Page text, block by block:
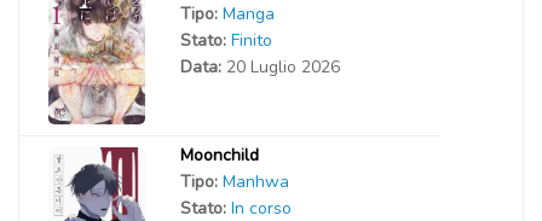
Tipo: Manga
Stato: Finito
Data: 20 Luglio 2026
Moonchild
Tipo: Manhwa
Stato: In corso